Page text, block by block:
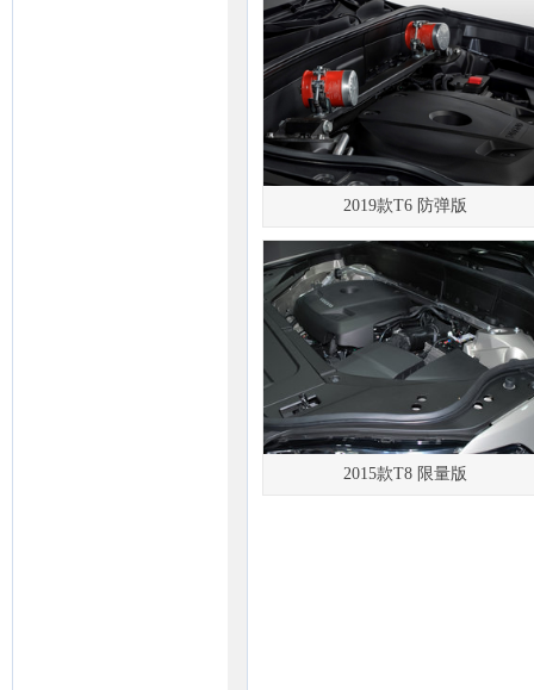
2019款T6 防弹版
2015款T8 限量版